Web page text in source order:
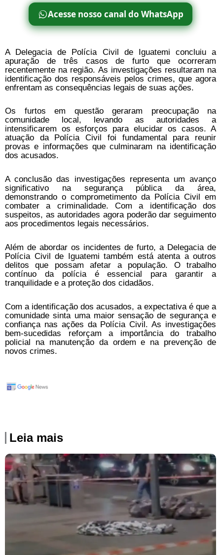
Acesse nosso canal do WhatsApp
A Delegacia de Polícia Civil de Iguatemi concluiu a
apuração de três casos de furto que ocorreram
recentemente na região. As investigações resultaram na
identificação dos responsáveis pelos crimes, que agora
enfrentam as consequências legais de suas ações.
Os furtos em questão geraram preocupação na
comunidade local, levando as autoridades a
intensificarem os esforços para elucidar os casos. A
atuação da Polícia Civil foi fundamental para reunir
provas e informações que culminaram na identificação
dos acusados.
A conclusão das investigações representa um avanço
significativo na segurança pública da área,
demonstrando o comprometimento da Polícia Civil em
combater a criminalidade. Com a identificação dos
suspeitos, as autoridades agora poderão dar seguimento
aos procedimentos legais necessários.
Além de abordar os incidentes de furto, a Delegacia de
Polícia Civil de Iguatemi também está atenta a outros
delitos que possam afetar a população. O trabalho
contínuo da polícia é essencial para garantir a
tranquilidade e a proteção dos cidadãos.
Com a identificação dos acusados, a expectativa é que a
comunidade sinta uma maior sensação de segurança e
confiança nas ações da Polícia Civil. As investigações
bem-sucedidas reforçam a importância do trabalho
policial na manutenção da ordem e na prevenção de
novos crimes.
Leia mais